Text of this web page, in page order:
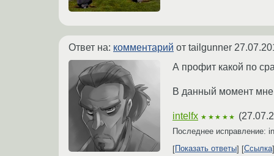
Ответ на: комментарий от tailgunner
А профит какой по
В данный момент мне
intelfx ★★★★★ (
Последнее исправление:
Показать ответы
Ссылка